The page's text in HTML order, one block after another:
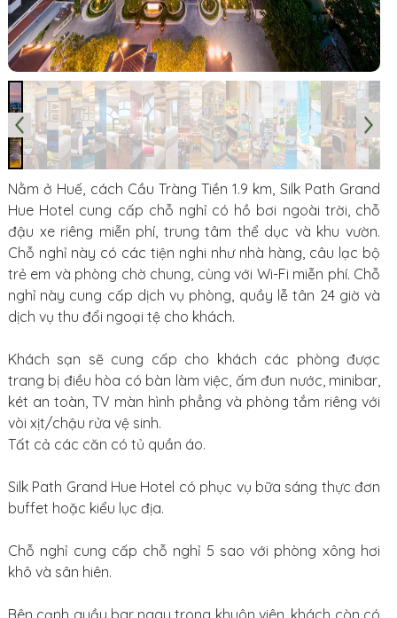
Nằm ở Huế, cách Cầu Tràng Tiền 1.9 km, Silk Path Grand
Hue Hotel cung cấp chỗ nghỉ có hồ bơi ngoài trời, chỗ
đậu xe riêng miễn phí, trung tâm thể dục và khu vườn.
Chỗ nghỉ này có các tiện nghi như nhà hàng, câu lạc bộ
trẻ em và phòng chờ chung, cùng với Wi-Fi miễn phí. Chỗ
nghỉ này cung cấp dịch vụ phòng, quầy lễ tân 24 giờ và
dịch vụ thu đổi ngoại tệ cho khách.
Khách sạn sẽ cung cấp cho khách các phòng được
trang bị điều hòa có bàn làm việc, ấm đun nước, minibar,
két an toàn, TV màn hình phẳng và phòng tắm riêng với
vòi xịt/chậu rửa vệ sinh.
Tất cả các căn có tủ quần áo.
Silk Path Grand Hue Hotel có phục vụ bữa sáng thực đơn
buffet hoặc kiểu lục địa.
Chỗ nghỉ cung cấp chỗ nghỉ 5 sao với phòng xông hơi
khô và sân hiên.
Bên cạnh quầy bar ngay trong khuôn viên, khách còn có